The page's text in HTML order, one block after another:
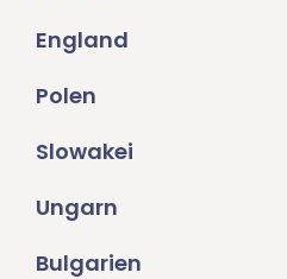
England
Polen
Slowakei
Ungarn
Bulgarien